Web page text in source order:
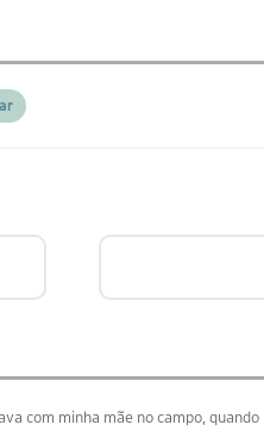
com minha mãe no campo, quando